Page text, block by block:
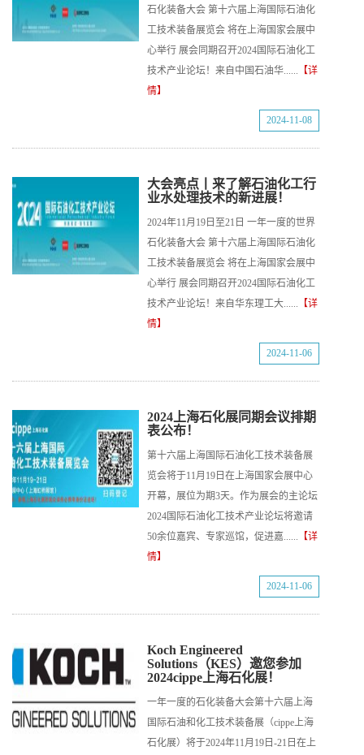
石化装备大会 第十六届上海国际石油化
工技术装备展览会 将在上海国家会展中
心举行 展会同期召开2024国际石油化工
技术产业论坛！来自中国石油华...... 【详
情】
2024-11-08
大会亮点丨来了解石油化工行
业水处理技术的新进展！
2024年11月19日至21日 一年一度的世界
石化装备大会 第十六届上海国际石油化
工技术装备展览会 将在上海国家会展中
心举行 展会同期召开2024国际石油化工
技术产业论坛！来自华东理工大...... 【详
情】
2024-11-06
2024上海石化展同期会议排期
表公布！
第十六届上海国际石油化工技术装备展
览会将于11月19日在上海国家会展中心
开幕，展位为期3天。作为展会的主论坛
2024国际石油化工技术产业论坛将邀请
50余位嘉宾、专家巡馆，促进嘉...... 【详
情】
2024-11-06
Koch Engineered
Solutions（KES）邀您参加
2024cippe上海石化展！
一年一度的石化装备大会第十六届上海
国际石油和化工技术装备展（cippe上海
石化展）将于2024年11月19日-21日在上